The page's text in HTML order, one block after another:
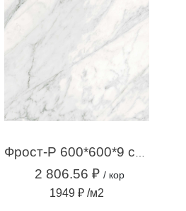
Фрост-Р 600*600*9 серый (1,44 м2 / 4шт)
2 806.56 ₽ / кор
1949 ₽ /м2